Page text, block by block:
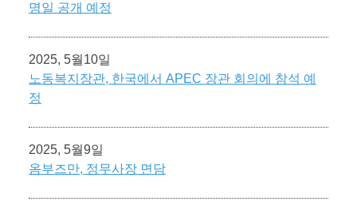
명일 공개 예정
2025, 5월10일
노동복지장관, 한국에서 APEC 장관 회의에 참석 예
정
2025, 5월9일
옴부즈만, 정무사장 면담